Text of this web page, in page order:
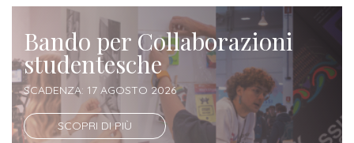
professionali
Richiedi
Informazioni
Bando per Collaborazioni
studentesche
SCADENZA: 17 AGOSTO 2026
SCOPRI DI PIÙ